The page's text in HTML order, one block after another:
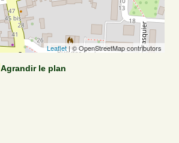
Leaflet| © OpenStreetMap contributors
Agrandir le plan